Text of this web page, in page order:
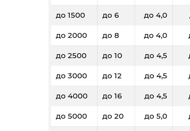
до 1500 до 6 до 4,0
до 2000 до 8 до 4,0
до 2500 до 10 до 4,5
до 3000 до 12 до 4,5
до 4000 до 16 до 4,5
до 5000 до 20 до 5,0